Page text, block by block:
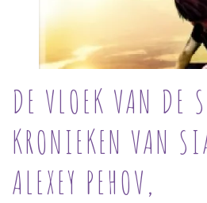
DE VLOEK VAN DE
KRONIEKEN VAN
ALEXEY PEHOV,